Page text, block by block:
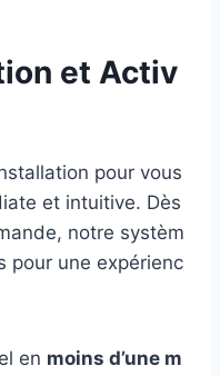
et Activ
pour vous
et intuitive. Dès
notre systèm
pour une expérienc
en moins d’une m